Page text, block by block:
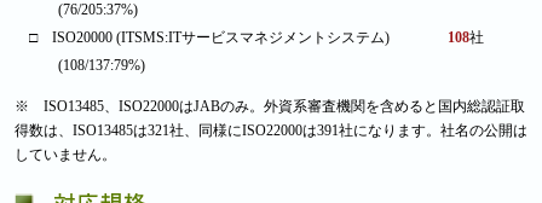
(76/205:37%)
□ ISO20000 (ITSMS:ITサービスマネジメントシステム) 108社
(108/137:79%)
※ ISO13485、ISO22000はJABのみ。外資系審査機関を含めると国内総認証取
得数は、ISO13485は321社、同様にISO22000は391社になります。社名の公開は
していません。